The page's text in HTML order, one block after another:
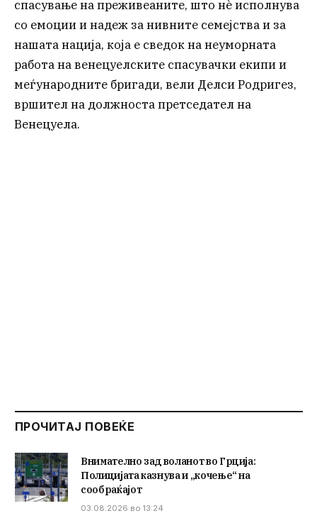
спасување на преживеаните, што нè исполнува
со емоции и надеж за нивните семејства и за
нашата нација, која е сведок на неуморната
работа на венецуелските спасувачки екипи и
меѓународните бригади, вели Делси Родригез,
вршител на должноста претседател на
Венецуела.
ПРОЧИТАЈ ПОВЕЌЕ
Внимателно зад воланот во Грција:
Полицијата казнува и „кочење“ на
сообраќајот
03.08.2026 во 13:24